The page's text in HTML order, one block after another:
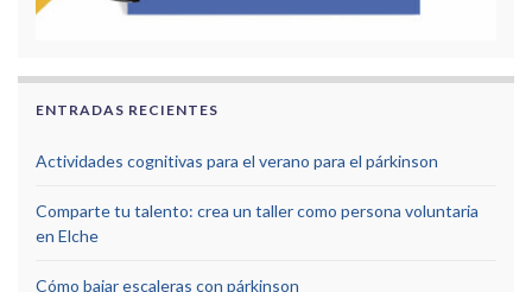
ENTRADAS RECIENTES
Actividades cognitivas para el verano para el párkinson
Comparte tu talento: crea un taller como persona voluntaria
en Elche
Cómo bajar escaleras con párkinson